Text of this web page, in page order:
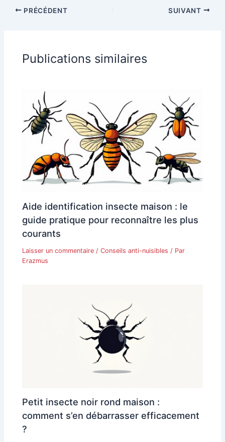
PRÉCÉDENT SUIVANT
Publications similaires
Aide identification insecte maison : le
guide pratique pour reconnaître les plus
courants
Laisser un commentaire /Conseils anti-nuisibles / Par
Erazmus
Petit insecte noir rond maison :
comment s’en débarrasser efficacement
?